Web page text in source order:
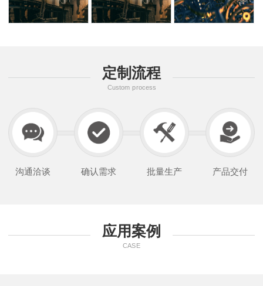
定制流程
Custom process
沟通洽谈 确认需求 批量生产 产品交付
应用案例
CASE